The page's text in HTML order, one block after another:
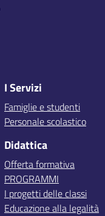
I Servizi
Famiglie e studenti
Personale scolastico
Didattica
Offerta formativa
PROGRAMMI
I progetti delle classi
Educazione alla legalità